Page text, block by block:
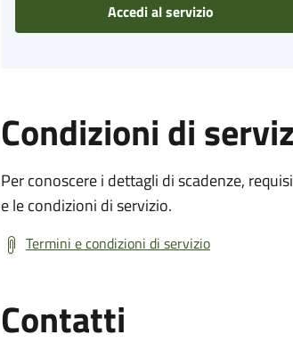
Accedi al servizio
Condizioni di
Per conoscere i dettagli di scadenze,
e le condizioni di servizio.
Termini e condizioni di servizio
Contatti